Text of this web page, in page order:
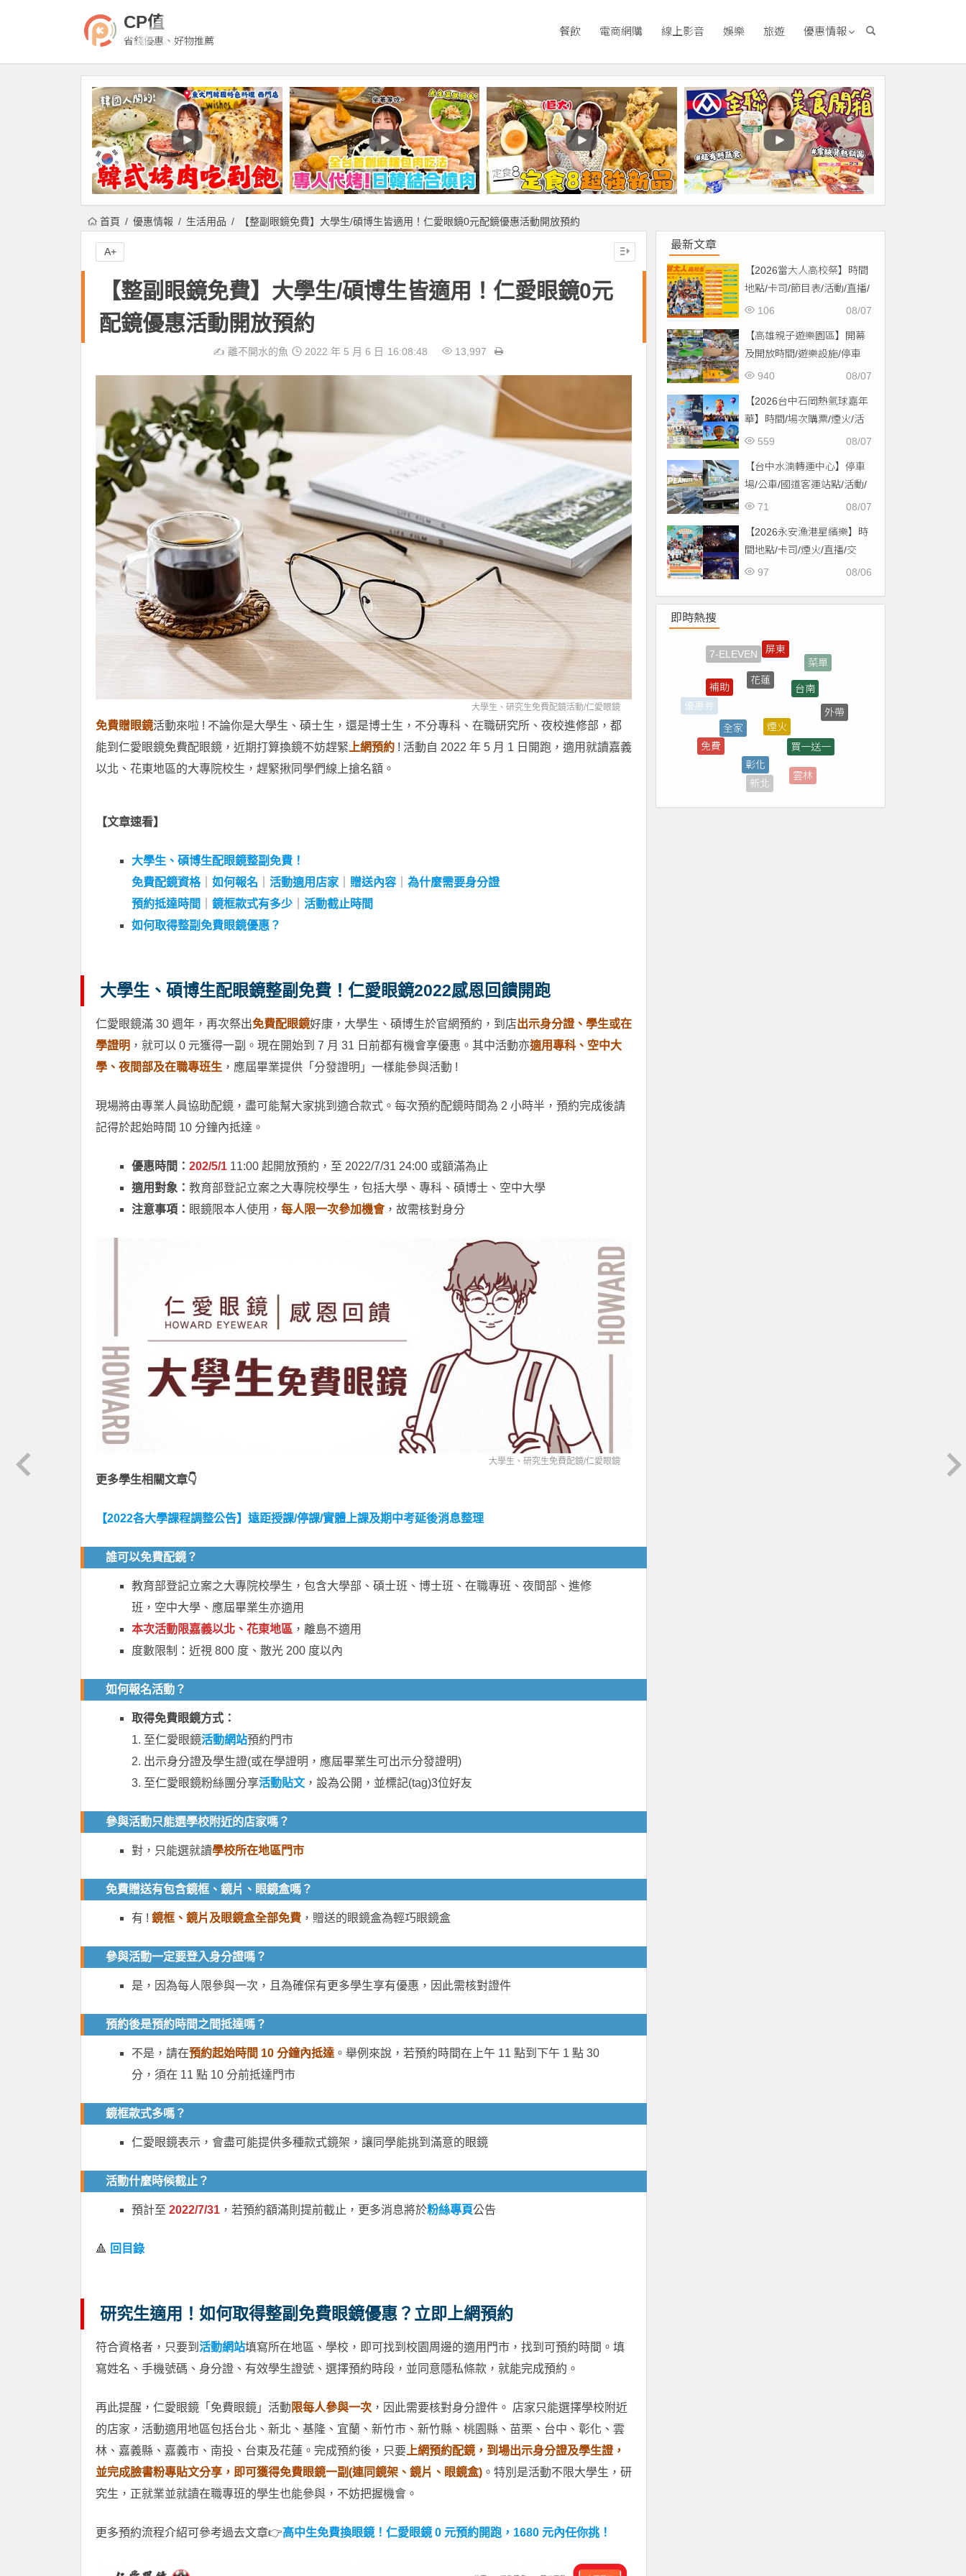
CP值
省錢優惠、好物推薦
餐飲 電商網購 線上影音 娛樂 旅遊 優惠情報
首頁 優惠情報 生活用品 【整副眼鏡免費】大學生/碩博生皆適用！仁愛眼鏡0元配鏡優惠活動開放預約
【整副眼鏡免費】大學生/碩博生皆適用！仁愛眼鏡0元
配鏡優惠活動開放預約
✍️離不開水的魚 2022 年 5 月 6 日 16:08:48 13,997
大學生、研究生免費配鏡活動/仁愛眼鏡
免費贈眼鏡活動來啦 ! 不論你是大學生、碩士生，還是博士生，不分專科、在職研究所、夜校進修部，都
能到仁愛眼鏡免費配眼鏡，近期打算換鏡不妨趕緊 上網預約 ! 活動自 2022 年 5 月 1 日開跑，適用就讀嘉義
以北、花東地區的大專院校生，趕緊揪同學們線上搶名額。
【文章速看】
大學生、碩博生配眼鏡整副免費！
免費配鏡資格｜ 如何報名 活動適用店家 贈送內容
為什麼需要身分證
預約抵達時間
鏡框款式有多少
活動截止時間
如何取得整副免費眼鏡優惠？
大學生、碩博生配眼鏡整副免費！仁愛眼鏡2022感恩回饋開跑
仁愛眼鏡滿 30 週年，再次祭出免費配眼鏡好康，大學生、碩博生於官網預約，到店出示身分證、學生或在
學證明 ，就可以 0 元獲得一副。現在開始到 7 月 31 日前都有機會享優惠。其中活動亦適用專科、空中大
學、夜間部及在職專班生 ，應屆畢業提供「分發證明」一樣能參與活動 !
現場將由專業人員協助配鏡，盡可能幫大家挑到適合款式。每次預約配鏡時間為 2 小時半，預約完成後請
記得於起始時間 10 分鐘內抵達。
優惠時間： 202/5/1 11:00 起開放預約，至 2022/7/31 24:00 或額滿為止
適用對象： 教育部登記立案之大專院校學生，包括大學、專科、碩博士、空中大學
注意事項： 眼鏡限本人使用， 每人限一次參加機會，故需核對身分
大學生、研究生免費配鏡/仁愛眼鏡
更多學生相關文章👇
【2022各大學課程調整公告】遠距授課/停課/實體上課及期中考延後消息整理
誰可以免費配鏡？
教育部登記立案之大專院校學生，包含大學部、碩士班、博士班、在職專班、夜間部、進修
班，空中大學、應屆畢業生亦適用
本次活動限嘉義以北、花東地區 ，離島不適用
度數限制：近視 800 度、散光 200 度以內
如何報名活動？
取得免費眼鏡方式：
1. 至仁愛眼鏡活動網站預約門市
2. 出示身分證及學生證(或在學證明，應屆畢業生可出示分發證明)
3. 至仁愛眼鏡粉絲團分享活動貼文 ，設為公開，並標記(tag)3位好友
參與活動只能選學校附近的店家嗎？
對，只能選就讀學校所在地區門市
免費贈送有包含鏡框、鏡片、眼鏡盒嗎？
有 ! 鏡框、鏡片及眼鏡盒全部免費 ，贈送的眼鏡盒為輕巧眼鏡盒
參與活動一定要登入身分證嗎？
是，因為每人限參與一次，且為確保有更多學生享有優惠，因此需核對證件
預約後是預約時間之間抵達嗎？
不是，請在預約起始時間 10 分鐘內抵達 。舉例來說，若預約時間在上午 11 點到下午 1 點 30
分，須在 11 點 10 分前抵達門市
鏡框款式多嗎？
仁愛眼鏡表示，會盡可能提供多種款式鏡架，讓同學能挑到滿意的眼鏡
活動什麼時候截止？
預計至 2022/7/31 ，若預約額滿則提前截止，更多消息將於粉絲專頁公告
🔺 回目錄
研究生適用！如何取得整副免費眼鏡優惠？立即上網預約
符合資格者，只要到 活動網站填寫所在地區、學校，即可找到校園周邊的適用門市，找到可預約時間。填
寫姓名、手機號碼、身分證、有效學生證號、選擇預約時段，並同意隱私條款，就能完成預約。
再此提醒，仁愛眼鏡「免費眼鏡」活動 限每人參與一次 ，因此需要核對身分證件。 店家只能選擇學校附近
的店家，活動適用地區包括台北、新北、基隆、宜蘭、新竹市、新竹縣、桃園縣、苗栗、台中、彰化、雲
林、嘉義縣、嘉義市、南投、台東及花蓮。完成預約後，只要 上網預約配鏡，到場出示身分證及學生證，
並完成臉書粉專貼文分享，即可獲得免費眼鏡一副(連同鏡架、鏡片、眼鏡盒) 。特別是活動不限大學生，研
究生，正就業並就讀在職專班的學生也能參與，不妨把握機會。
更多預約流程介紹可參考過去文章👉高中生免費換眼鏡！仁愛眼鏡 0 元預約開跑，1680 元內任你挑！
A+
最新文章
【2026當大人高校祭】時間
地點/卡司/節目表/活動/直播/
交通，免費入場！
08/07
106
【高雄親子遊樂園區】開幕
及開放時間/遊樂設施/停車
場/交通一次看！
08/07
940
【2026台中石岡熱氣球嘉年
華】時間/場次購票/煙火/活
動/交通，土牛運動公園登08/07
559
【台中水湳轉運中心】停車
場/公車/國道客運站點/活動/
交通，啟用免費停車！ 08/07
71
【2026永安漁港星繽樂】時
間地點/卡司/煙火/直播/交
通，免費入場！
08/06
97
即時熱搜
優惠券
花蓮
台南
轉播
桃園
高雄
全家
煙火
買一送一
雲林
新北